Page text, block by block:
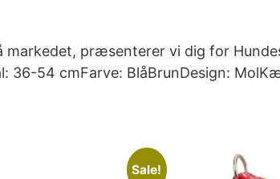
præsenterer vi dig for
36-54 cmFarve: BlåBrunDesign:
Sale!